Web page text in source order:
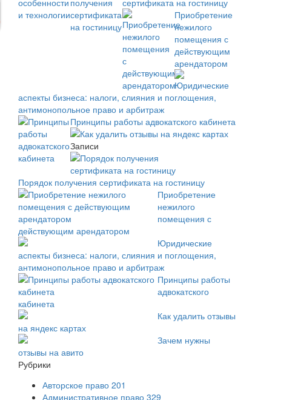
сертификата на гостиницу
Приобретение
нежилого
помещения с
действующим
арендатором
Юридические
аспекты бизнеса: налоги, слияния и поглощения,
антимонопольное право и арбитраж
Принципы работы адвокатского кабинета
Как удалить отзывы на яндекс картах
Записи
Порядок получения сертификата на гостиницу
Приобретение
нежилого
помещения с
действующим арендатором
Юридические
аспекты бизнеса: налоги, слияния и поглощения,
антимонопольное право и арбитраж
Принципы работы
адвокатского
кабинета
Как удалить отзывы
на яндекс картах
Зачем нужны
отзывы на авито
Рубрики
Авторское право 201
Административное право 329